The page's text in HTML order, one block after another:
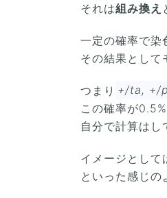
それは組み換え
一定の確率で染
その結果として
つまり +/ta, +/
この確率が
自分で計算は
イメージとして
といった感じの